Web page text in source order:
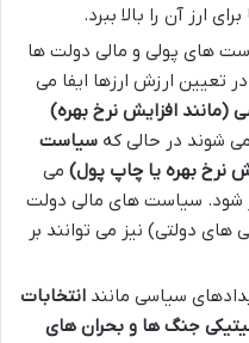
ارز آن را بالا ببرد.
های پولی و مالی دولت ها
تعیین ارزش ارزها ایفا می
(مانند افزایش نرخ بهره)
شوند در حالی که سیاست
نرخ بهره یا چاپ پول) می
شود. سیاست های مالی دولت
دولتی) نیز می توانند بر
سیاسی مانند انتخابات
جنگ ها و بحران های